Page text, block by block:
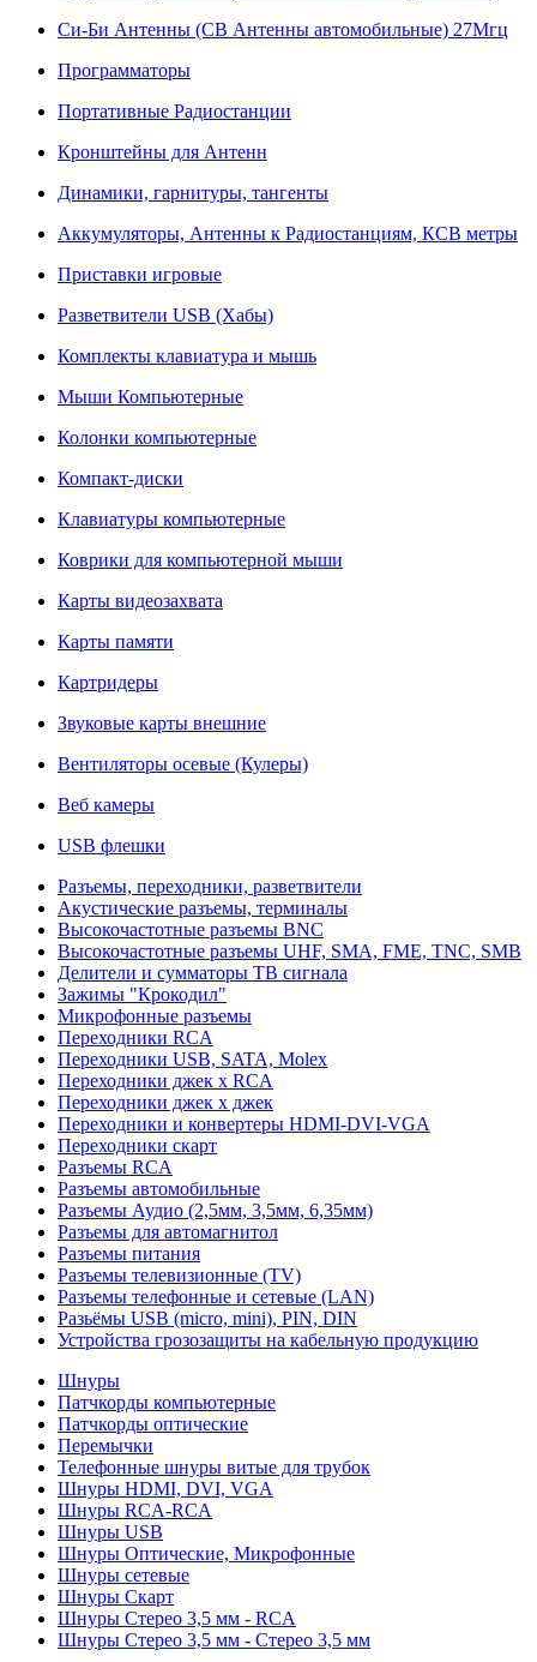
Си-Би Антенны (СВ Антенны автомобильные) 27Мгц
Программаторы
Портативные Радиостанции
Кронштейны для Антенн
Динамики, гарнитуры, тангенты
Аккумуляторы, Антенны к Радиостанциям, КСВ метры
Приставки игровые
Разветвители USB (Хабы)
Комплекты клавиатура и мышь
Мыши Компьютерные
Колонки компьютерные
Компакт-диски
Клавиатуры компьютерные
Коврики для компьютерной мыши
Карты видеозахвата
Карты памяти
Картридеры
Звуковые карты внешние
Вентиляторы осевые (Кулеры)
Веб камеры
USB флешки
Разъемы, переходники, разветвители
Акустические разъемы, терминалы
Высокочастотные разъемы BNC
Высокочастотные разъемы UHF, SMA, FME, TNC, SMB
Делители и сумматоры ТВ сигнала
Зажимы "Крокодил"
Микрофонные разъемы
Переходники RCA
Переходники USB, SATA, Molex
Переходники джек х RCA
Переходники джек х джек
Переходники и конвертеры HDMI-DVI-VGA
Переходники скарт
Разъемы RCA
Разъемы автомобильные
Разъемы Аудио (2,5мм, 3,5мм, 6,35мм)
Разъемы для автомагнитол
Разъемы питания
Разъемы телевизионные (TV)
Разъемы телефонные и сетевые (LAN)
Разьёмы USB (micro, mini), PIN, DIN
Устройства грозозащиты на кабельную продукцию
Шнуры
Патчкорды компьютерные
Патчкорды оптические
Перемычки
Телефонные шнуры витые для трубок
Шнуры HDMI, DVI, VGA
Шнуры RCA-RCA
Шнуры USB
Шнуры Оптические, Микрофонные
Шнуры сетевые
Шнуры Скарт
Шнуры Стерео 3,5 мм - RCA
Шнуры Стерео 3,5 мм - Стерео 3,5 мм